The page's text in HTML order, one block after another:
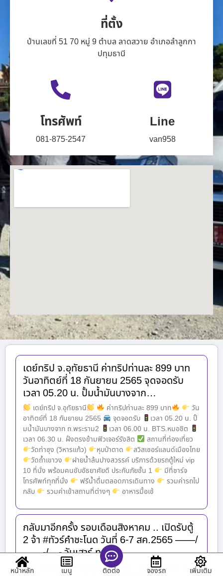
ที่ตั้ง
บ้านเลขที่ 51 70 หมู่ 9 ตำบล ลาดสวาย อำเภอลำลูกกา
ปทุมธานี
โทรศัพท์
081-875-2547
Line
van958
เดย์ทริป จ.อุทัยธานี ค่าทริปท่านละ 899 บาท
วันอาทิตย์ที่ 18 กันยายน 2565 จุดจอดรับ
เวลา 05.20 น. ปั้มน้ำมันบางจาก…
เดย์ทริป จ.อุทัยธานี ค่าทริปท่านละ 899 บาท
วัน
อาทิตย์ที่ 18 กันยายน 2565
จุดจอดรับ
เวลา 05.20 น. ปั้
มน้ำมันบางจาก ถ.พระราม2
เวลา 06.00 น. BTS.หมอชิต
เวลา 06.30 น. ฝั่งตรงข้ามฟิวเจอร์รังสิต
สถานที่ท่องเที่ยว
วัดท่าซุง (วิหารแก้ว)
หุบป่าตาด
สวิสเซอร์แลนด์เมืองไทย
วัดถ้ำเขาวง
ฝายน้ำล้นปางสวรรค์ บริการด้วยรถตู้ใหม่ vip
10 ที่นั่ง พร้อมคนขับอัธยาศัยดี ประกันภัยชั้น 1
มีที่ชาร์จ
โทรศัพท์ทุกที่นั่ง
ฟรีน้ำดื่มตลอดการเดินทาง
รวมค่ารถไป
กลับ
รวมค่าเข้าสถานที่ต่างๆ อาหารมื้อเช้
กลับมาอีกครั้ง รอบเดือนสิงหาคม .. เปิดรับตู้
2 จ้า #ทัวร์คำชะโนด วันที่ 6-7 สค.2565 ——/
——-/—- วันเสาร์ ท…
กลับมาอีกครั้ง รอบเดือนสิงหาคม .. เปิดรับตู้ 2 จ้า
หน้าหลัก เมนู ติดต่อ จองรถ เพิ่มเติม